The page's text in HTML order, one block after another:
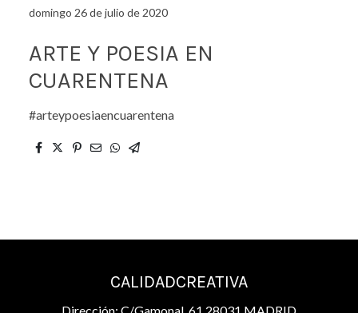
domingo 26 de julio de 2020
ARTE Y POESIA EN
CUARENTENA
#arteypoesiaencuarentena
CALIDADCREATIVA